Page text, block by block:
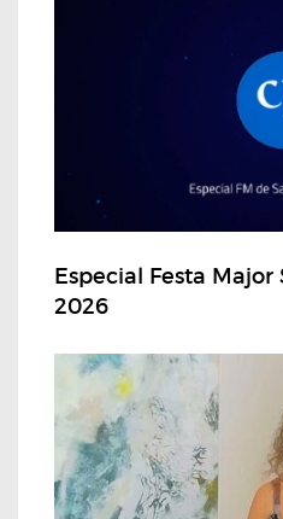
Especial Festa
2026